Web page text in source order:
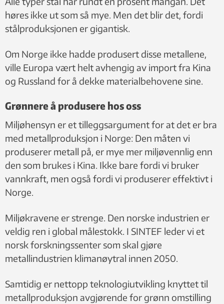
høres ikke ut som så mye. Men det blir det, fordi
stålproduksjonen er gigantisk.
Om Norge ikke hadde produsert disse metallene,
ville Europa vært helt avhengig av import fra Kina
og Russland for å dekke materialbehovene sine.
Grønnere å produsere hos oss
Miljøhensyn er et tilleggsargument for at det er bra
med metallproduksjon i Norge: Den måten vi
produserer metall på, er mye mer miljøvennlig enn
den som brukes i Kina. Ikke bare fordi vi bruker
vannkraft, men også fordi vi produserer effektivt i
Norge.
Miljøkravene er strenge. Den norske industrien er
veldig ren i global målestokk. I SINTEF leder vi et
norsk forskningssenter som skal gjøre
metallindustrien klimanøytral innen 2050.
Samtidig er nettopp teknologiutvikling knyttet til
metallproduksjon avgjørende for grønn omstilling